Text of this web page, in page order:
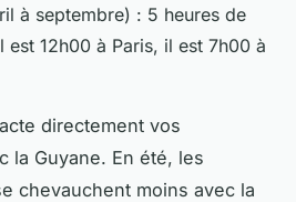
à septembre) : 5 heures de
est 12h00 à Paris, il est 7h00 à
directement vos
la Guyane. En été, les
chevauchent moins avec la